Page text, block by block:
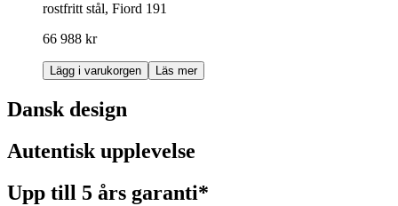
rostfritt stål, Fiord 191
66 988 kr
Lägg i varukorgen Läs mer
Dansk design
Autentisk upplevelse
Upp till 5 års garanti*